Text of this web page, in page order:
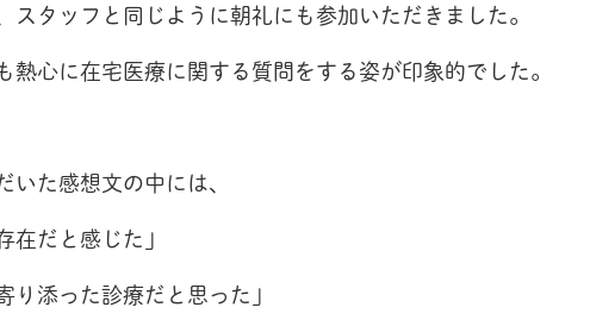
スタッフと同じように朝礼にも参加いただきました。
熱心に在宅医療に関する質問をする姿が印象的でした。
いた感想文の中には、
在だと感じた」
り添った診療だと思った」